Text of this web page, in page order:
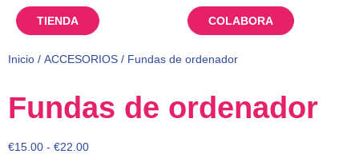
TIENDA COLABORA
Inicio / ACCESORIOS / Fundas de ordenador
Fundas de ordenador
€15.00 - €22.00